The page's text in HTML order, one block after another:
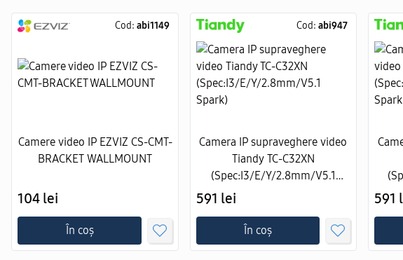
Cod: abi1149
Camere video IP EZVIZ CS-CMT-
BRACKET WALLMOUNT
104 lei
În coș
Cod:abi947
Camera IP supraveghere video
Tiandy TC-C32XN
(Spec:I3/E/Y/2.8mm/V5.1
591 lei
În coș
591